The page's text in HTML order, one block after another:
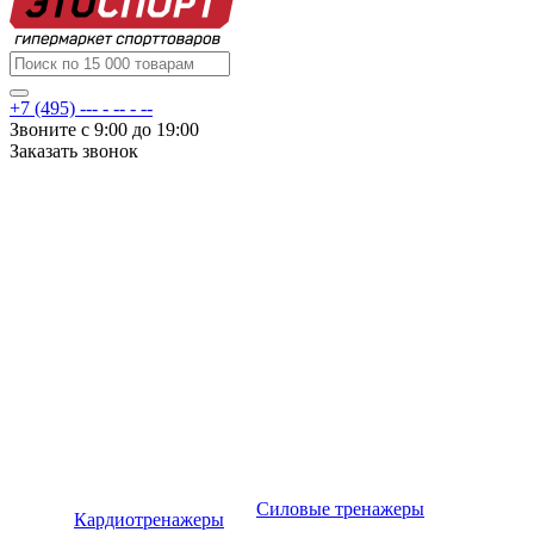
+7 (495) --- - -- - --
Звоните с 9:00 до 19:00
Заказать звонок
Кардиотренажеры
Силовые тренажеры